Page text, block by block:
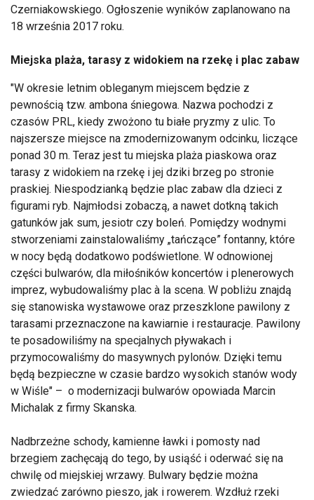
Czerniakowskiego. Ogłoszenie wyników zaplanowano na
18 września 2017 roku.
Miejska plaża, tarasy z widokiem na rzekę i plac zabaw
"W okresie letnim obleganym miejscem będzie z
pewnością tzw. ambona śniegowa. Nazwa pochodzi z
czasów PRL, kiedy zwożono tu białe pryzmy z ulic. To
najszersze miejsce na zmodernizowanym odcinku, liczące
ponad 30 m. Teraz jest tu miejska plaża piaskowa oraz
tarasy z widokiem na rzekę i jej dziki brzeg po stronie
praskiej. Niespodzianką będzie plac zabaw dla dzieci z
figurami ryb. Najmłodsi zobaczą, a nawet dotkną takich
gatunków jak sum, jesiotr czy boleń. Pomiędzy wodnymi
stworzeniami zainstalowaliśmy „tańczące” fontanny, które
w nocy będą dodatkowo podświetlone. W odnowionej
części bulwarów, dla miłośników koncertów i plenerowych
imprez, wybudowaliśmy plac à la scena. W pobliżu znajdą
się stanowiska wystawowe oraz przeszklone pawilony z
tarasami przeznaczone na kawiarnie i restauracje. Pawilony
te posadowiliśmy na specjalnych pływakach i
przymocowaliśmy do masywnych pylonów. Dzięki temu
będą bezpieczne w czasie bardzo wysokich stanów wody
w Wiśle" – o modernizacji bulwarów opowiada Marcin
Michalak z firmy Skanska.
Nadbrzeżne schody, kamienne ławki i pomosty nad
brzegiem zachęcają do tego, by usiąść i oderwać się na
chwilę od miejskiej wrzawy. Bulwary będzie można
zwiedzać zarówno pieszo, jak i rowerem. Wzdłuż rzeki